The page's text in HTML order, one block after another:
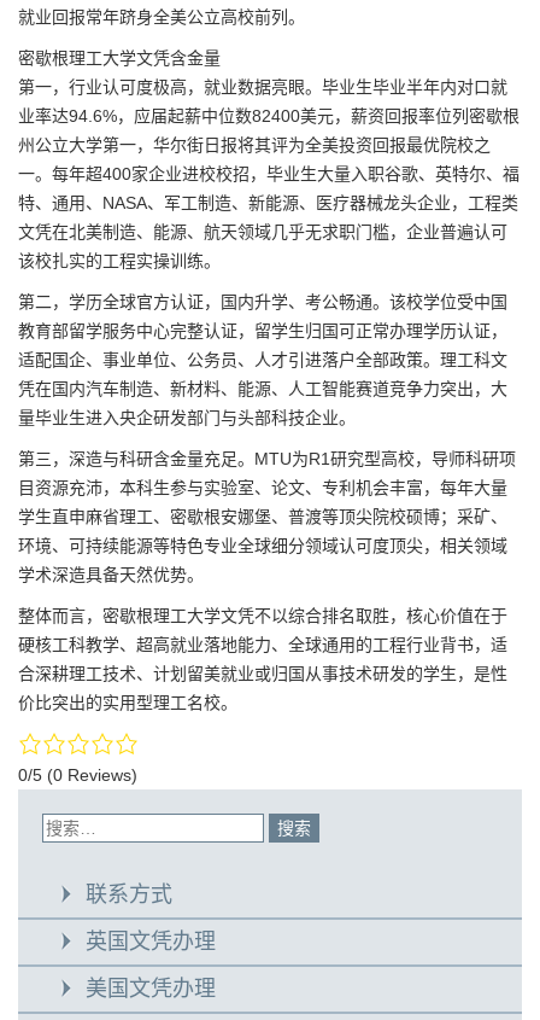
就业回报常年跻身全美公立高校前列。
密歇根理工大学文凭含金量
第一，行业认可度极高，就业数据亮眼。毕业生毕业半年内对口就
业率达94.6%，应届起薪中位数82400美元，薪资回报率位列密歇根
州公立大学第一，华尔街日报将其评为全美投资回报最优院校之
一。每年超400家企业进校校招，毕业生大量入职谷歌、英特尔、福
特、通用、NASA、军工制造、新能源、医疗器械龙头企业，工程类
文凭在北美制造、能源、航天领域几乎无求职门槛，企业普遍认可
该校扎实的工程实操训练。
第二，学历全球官方认证，国内升学、考公畅通。该校学位受中国
教育部留学服务中心完整认证，留学生归国可正常办理学历认证，
适配国企、事业单位、公务员、人才引进落户全部政策。理工科文
凭在国内汽车制造、新材料、能源、人工智能赛道竞争力突出，大
量毕业生进入央企研发部门与头部科技企业。
第三，深造与科研含金量充足。MTU为R1研究型高校，导师科研项
目资源充沛，本科生参与实验室、论文、专利机会丰富，每年大量
学生直申麻省理工、密歇根安娜堡、普渡等顶尖院校硕博；采矿、
环境、可持续能源等特色专业全球细分领域认可度顶尖，相关领域
学术深造具备天然优势。
整体而言，密歇根理工大学文凭不以综合排名取胜，核心价值在于
硬核工科教学、超高就业落地能力、全球通用的工程行业背书，适
合深耕理工技术、计划留美就业或归国从事技术研发的学生，是性
价比突出的实用型理工名校。
0/5 (0 Reviews)
联系方式
英国文凭办理
美国文凭办理